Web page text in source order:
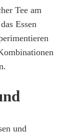
Tee am
Essen
und